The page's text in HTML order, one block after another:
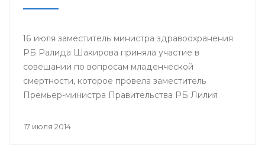
16 июля заместитель министра здравоохранения
РБ Ралида Шакирова приняла участие в
совещании по вопросам младенческой
смертности, которое провела заместитель
Премьер-министра Правительства РБ Лилия
17 июля 2014